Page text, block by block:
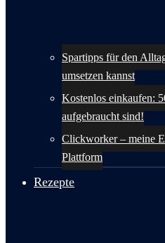
Spartipps für den
umsetzen kannst
Kostenlos einkaufen:
aufgebraucht sind!
Clickworker – meine
Plattform
Rezepte